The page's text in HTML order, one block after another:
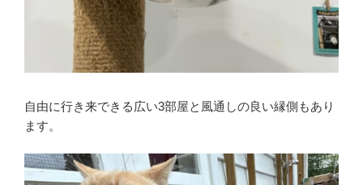
自由に行き来できる広い3部屋と風通しの良い縁側もあり
ます。